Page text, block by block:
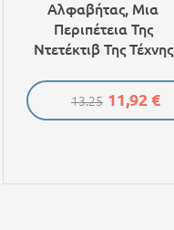
Αλφαβήτας, Μια
Περιπέτεια Της
Ντετέκτιβ Της Τέχνης
13.25 11,92 €